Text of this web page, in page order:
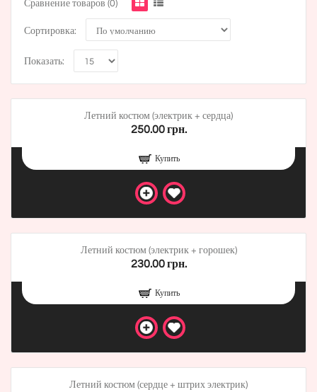
Сравнение товаров (0)
Сортировка:
Показать:
Летний костюм (электрик + сердца)
250.00 грн.
Купить
Летний костюм (электрик + горошек)
230.00 грн.
Купить
Летний костюм (сердце + штрих электрик)